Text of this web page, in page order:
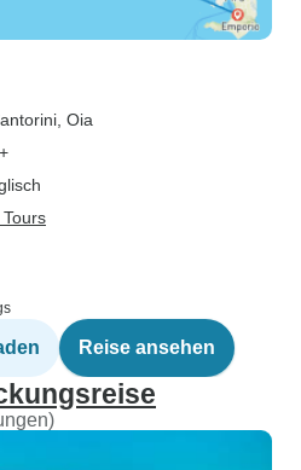
, Oia
Reise ansehen